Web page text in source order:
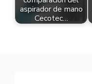
aspirador de mano
Cecotec…